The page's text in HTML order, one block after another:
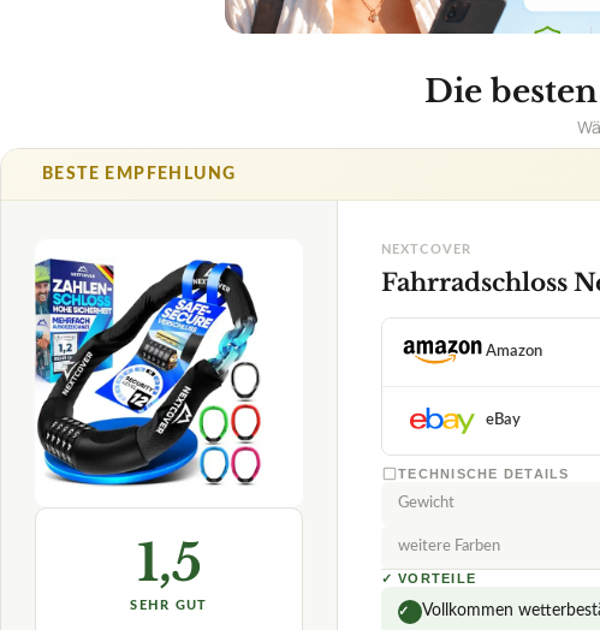
Die
BESTE EMPFEHLUNG
1,5
SEHR GUT
NEXTCOVER
Fahrradschloss
Amazon
eBay
TECHNISCHE DETAILS
Gewicht
weitere Farben
✓ VORTEILE
✓ Vollkommen